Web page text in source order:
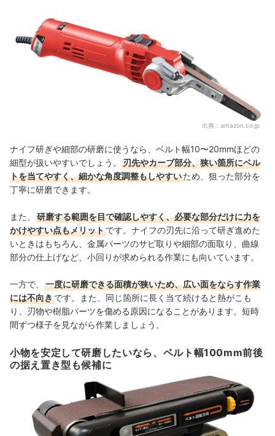
出典： amazon.co.jp
ナイフ研ぎや細部の研磨に使うなら、ベルト幅10〜20mmほどの
細型が扱いやすいでしょう。
刃先やカーブ部分、狭い箇所にベル
トを当てやすく、細かな角度調整もしやすいため、狙った部分を
丁寧に研磨できます。
また、
研磨する範囲を目で確認しやすく、必要な部分だけに力を
かけやすい点もメリットです。ナイフの刃先に沿って研ぎ進めた
いときはもちろん、金属パーツのサビ取りや細部の面取り、曲線
部分の仕上げなど、小回りが求められる作業にも向いています。
一方で、
一度に研磨できる面積が狭いため、広い面をならす作業
には不向きです。また、同じ箇所に長く当て続けると熱がこも
り、刃物や樹脂パーツを傷める原因になることがあります。短時
間ずつ様子を見ながら作業しましょう。
小物を安定して研磨したいなら、ベルト幅100mm前後
の据え置き型も候補に